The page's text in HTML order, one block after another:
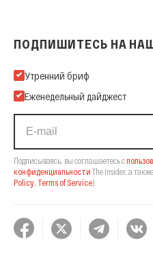
ПОДПИШИТЕСЬ НА
Подпишитесь на нашу Email-
Утренний бриф
Еженедельный дайджест
Подписываясь, вы соглашаетесь с
конфиденциальности The Insider, а
Policy Terms of Service).